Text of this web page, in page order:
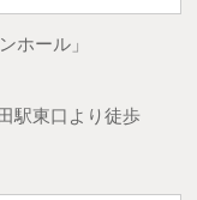
ホール」
駅東口より徒歩